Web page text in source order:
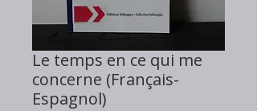
Le temps en ce qui me
concerne (Français-
Espagnol)